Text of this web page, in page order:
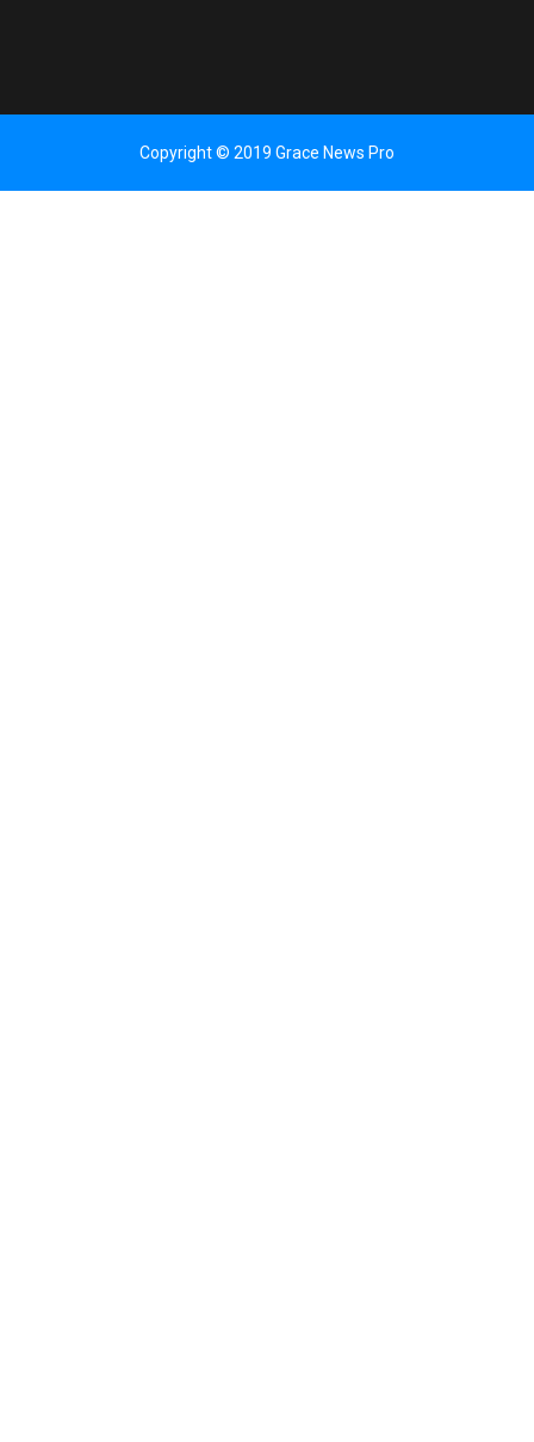
Copyright © 2019 Grace News Pro